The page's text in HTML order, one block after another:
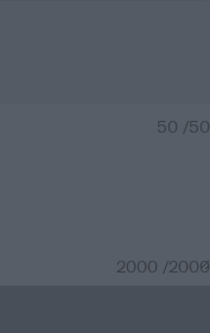
50 /50
2000 /2000